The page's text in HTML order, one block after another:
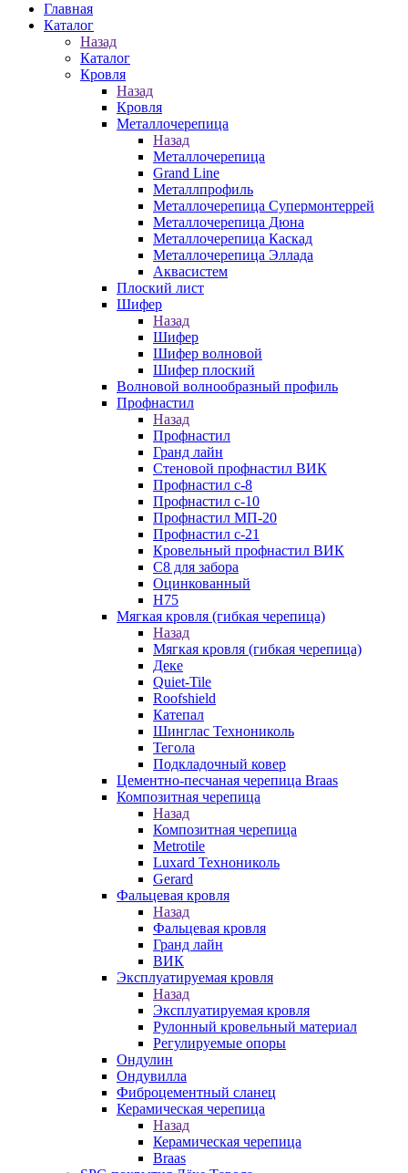
Главная
Каталог
Назад
Каталог
Кровля
Назад
Кровля
Металлочерепица
Назад
Металлочерепица
Grand Line
Металлпрофиль
Металлочерепица Супермонтеррей
Металлочерепица Дюна
Металлочерепица Каскад
Металлочерепица Эллада
Аквасистем
Плоский лист
Шифер
Назад
Шифер
Шифер волновой
Шифер плоский
Волновой волнообразный профиль
Профнастил
Назад
Профнастил
Гранд лайн
Стеновой профнастил ВИК
Профнастил с-8
Профнастил с-10
Профнастил МП-20
Профнастил с-21
Кровельный профнастил ВИК
С8 для забора
Оцинкованный
Н75
Мягкая кровля (гибкая черепица)
Назад
Мягкая кровля (гибкая черепица)
Деке
Quiet-Tile
Roofshield
Катепал
Шинглас Технониколь
Тегола
Подкладочный ковер
Цементно-песчаная черепица Braas
Композитная черепица
Назад
Композитная черепица
Metrotile
Luxard Технониколь
Gerard
Фальцевая кровля
Назад
Фальцевая кровля
Гранд лайн
ВИК
Эксплуатируемая кровля
Назад
Эксплуатируемая кровля
Рулонный кровельный материал
Регулируемые опоры
Ондулин
Ондувилла
Фиброцементный сланец
Керамическая черепица
Назад
Керамическая черепица
Braas